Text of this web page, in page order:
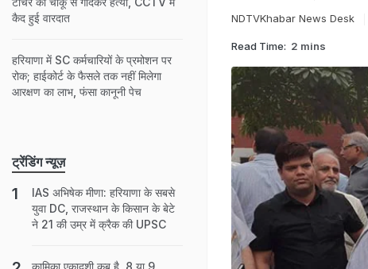
NDTVKhabar News Desk
Read Time: 2 mins
कैद हुई वारदात
हरियाणा में SC कर्मचारियों के प्रमोशन पर
रोक; हाईकोर्ट के फैसले तक नहीं मिलेगा
आरक्षण का लाभ, फंसा कानूनी पेच
ट्रेंडिंग न्यूज़
IAS अभिषेक मीणा: हरियाणा के सबसे
युवा DC, राजस्थान के किसान के बेटे
ने 21 की उम्र में क्रैक की UPSC
कामिका एकादशी कब है, 8 या 9